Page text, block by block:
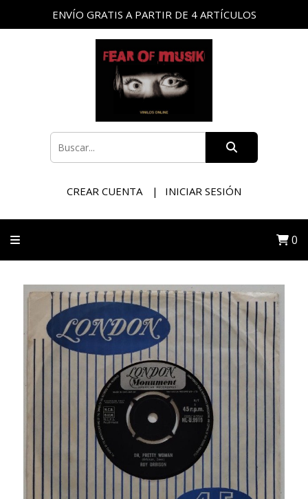
ENVÍO GRATIS A PARTIR DE 4 ARTÍCULOS
CREAR CUENTA INICIAR SESIÓN
0